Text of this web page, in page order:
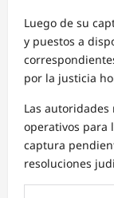
Luego de su
y puestos a
por la justicia
Las
operativos para
captura
resoluciones